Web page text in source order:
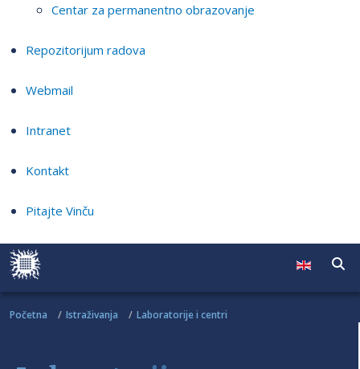
Centar za permanentno obrazovanje
Repozitorijum radova
Webmail
Intranet
Kontakt
Pitajte Vinču
Početna Istraživanja Laboratorije i centri